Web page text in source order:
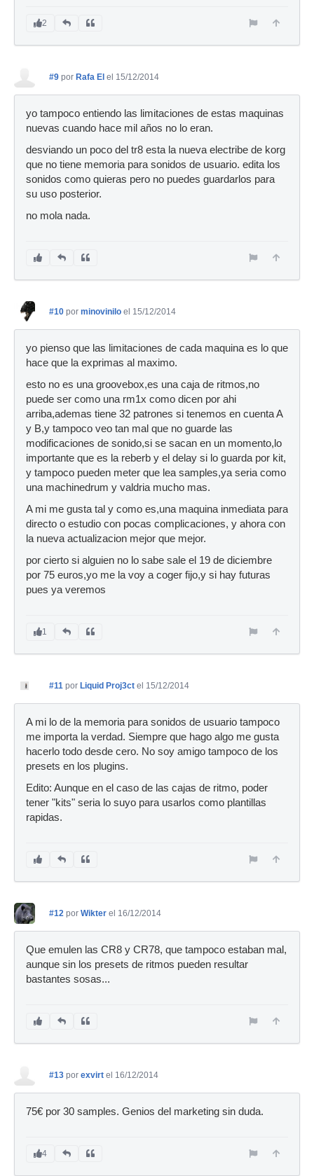
2
#9 por Rafa El el 15/12/2014
yo tampoco entiendo las limitaciones de estas maquinas
nuevas cuando hace mil años no lo eran.
desviando un poco del tr8 esta la nueva electribe de korg
que no tiene memoria para sonidos de usuario. edita los
sonidos como quieras pero no puedes guardarlos para
su uso posterior.
no mola nada.
#10 por minovinilo el 15/12/2014
yo pienso que las limitaciones de cada maquina es lo que
hace que la exprimas al maximo.
esto no es una groovebox,es una caja de ritmos,no
puede ser como una rm1x como dicen por ahi
arriba,ademas tiene 32 patrones si tenemos en cuenta A
y B,y tampoco veo tan mal que no guarde las
modificaciones de sonido,si se sacan en un momento,lo
importante que es la reberb y el delay si lo guarda por kit,
y tampoco pueden meter que lea samples,ya seria como
una machinedrum y valdria mucho mas.
A mi me gusta tal y como es,una maquina inmediata para
directo o estudio con pocas complicaciones, y ahora con
la nueva actualizacion mejor que mejor.
por cierto si alguien no lo sabe sale el 19 de diciembre
por 75 euros,yo me la voy a coger fijo,y si hay futuras
pues ya veremos
1
#11 por Liquid Proj3ct el 15/12/2014
A mi lo de la memoria para sonidos de usuario tampoco
me importa la verdad. Siempre que hago algo me gusta
hacerlo todo desde cero. No soy amigo tampoco de los
presets en los plugins.
Edito: Aunque en el caso de las cajas de ritmo, poder
tener "kits" seria lo suyo para usarlos como plantillas
rapidas.
#12 por Wikter el 16/12/2014
Que emulen las CR8 y CR78, que tampoco estaban mal,
aunque sin los presets de ritmos pueden resultar
bastantes sosas...
#13 por exvirt el 16/12/2014
75€ por 30 samples. Genios del marketing sin duda.
4